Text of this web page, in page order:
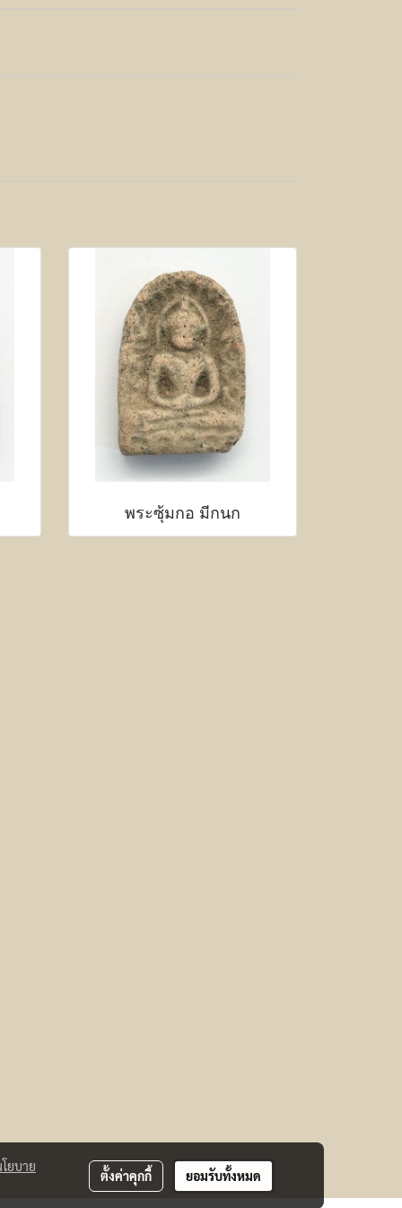
พระซุ้มกอ มีกนก
ยบาย
ตั้งค่าคุกกี้ ยอมรับทั้งหมด